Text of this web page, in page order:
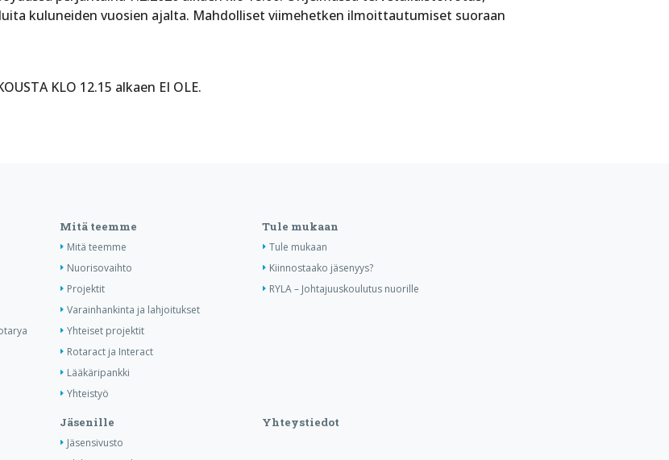
kuluneiden vuosien ajalta. Mahdolliset viimehetken ilmoittautumiset suoraan
KLO 12.15 alkaen EI OLE.
Mitä teemme
Mitä teemme
Nuorisovaihto
Projektit
Varainhankinta ja lahjoitukset
Yhteiset projektit
Rotaract ja Interact
Lääkäripankki
Yhteistyö
Tule mukaan
Tule mukaan
Kiinnostaako jäsenyys?
RYLA – Johtajuuskoulutus nuorille
Jäsenille
Jäsensivusto
Yhteystiedot